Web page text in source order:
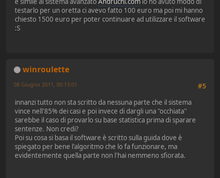
testarlo per un oretta ci avevo fatto 100 euro ma poi mi hanno
chiesto 1500 euro per poter continuare ad utilizzare il software
:S
winroulette
#5
08 Giugno 2011, 00:13:01
innanzi tutto non sta scritto da nessuna parte che il sistema
vince nell'85% dei casi e poi invece di dargli una "occhiata"
sarebbe il caso di provarlo su base statistica prima di sparare
sentenze. Non credi?
Poi su cosa si basa il software è scritto sulla guida dove è
spiegato per bene l'algoritmo che lo fa funzionare, ma
evidentemente quella parte non l'hai nemmeno sfiorata.